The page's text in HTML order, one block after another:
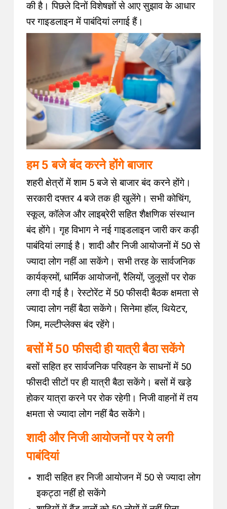
की है। पिछले दिनों विशेषज्ञों से आए सुझाव के आधार
पर गाइडलाइन में पाबंदियां लगाई हैं।
हम 5 बजे बंद करने होंगे बाजार
शहरी क्षेत्रों में शाम 5 बजे से बाजार बंद करने होंगे।
सरकारी दफ्तर 4 बजे तक ही खुलेंगे। सभी कोचिंग,
स्कूल, कॉलेज और लाइब्रेरी सहित शैक्षणिक संस्थान
बंद होंगे। गृह विभाग ने नई गाइडलाइन जारी कर कड़ी
पाबंदियां लगाई है। शादी और निजी आयोजनों में 50 से
ज्यादा लोग नहीं आ सकेंगे। सभी तरह के सार्वजनिक
कार्यक्रमों, धार्मिक आयोजनों, रैलियों, जुलूसों पर रोक
लगा दी गई है। रेस्टोरेंट में 50 फीसदी बैठक क्षमता से
ज्यादा लोग नहीं बैठा सकेंगे। सिनेमा हॉल, थियेटर,
जिम, मल्टीप्लेक्स बंद रहेंगे।
बसों में 50 फीसदी ही यात्री बैठा सकेंगे
बसों सहित हर सार्वजनिक परिवहन के साधनों में 50
फीसदी सीटों पर ही यात्री बैठा सकेंगे। बसों में खड़े
हाेकर यात्रा करने पर रोक रहेगी। निजी वाहनों में तय
क्षमता से ज्यादा लोग नहीं बैठ सकेंगे।
शादी और निजी आयोजनों पर ये लगी
पाबंदियां
शादी सहित हर निजी आयोजन में 50 से ज्यादा लोग
इकट्ठा नहीं हो सकेंगे